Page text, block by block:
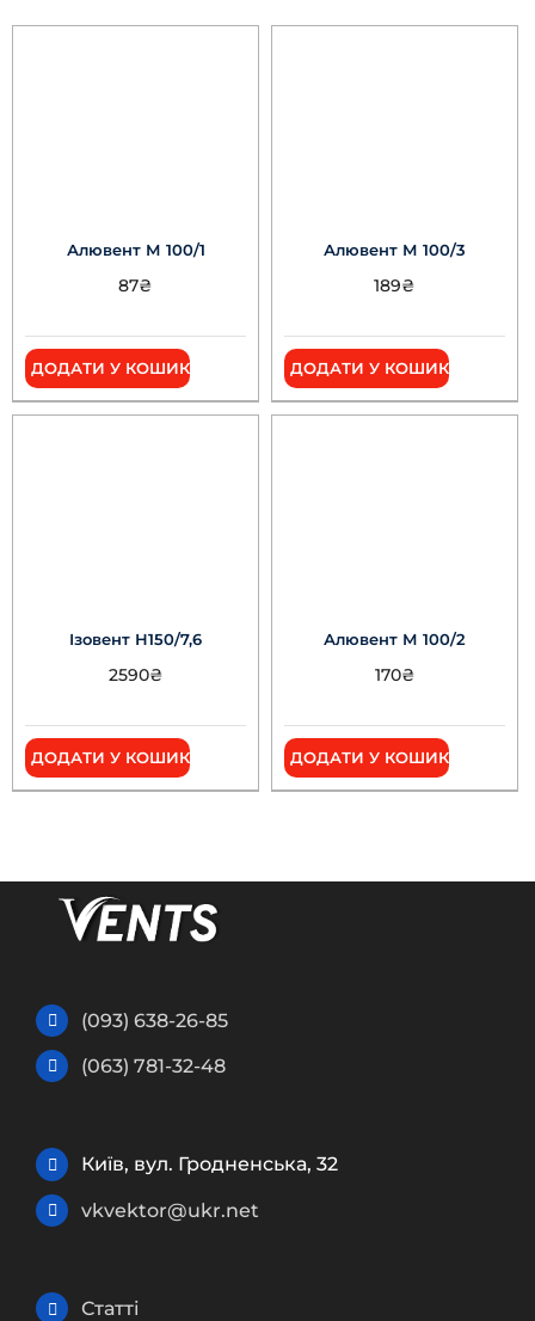
Алювент М 100/1
87₴
ДОДАТИ У КОШИК
Алювент М 100/3
189₴
ДОДАТИ У КОШИК
Ізовент Н150/7,6
2590₴
ДОДАТИ У КОШИК
Алювент М 100/2
170₴
ДОДАТИ У КОШИК
(093) 638-26-85
(063) 781-32-48
Київ, вул. Гродненська, 32
vkvektor@ukr.net
Статті